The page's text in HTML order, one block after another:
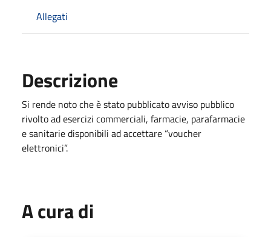
Allegati
Descrizione
Si rende noto che è stato pubblicato avviso pubblico
rivolto ad esercizi commerciali, farmacie, parafarmacie
e sanitarie disponibili ad accettare “voucher
elettronici”.
A cura di